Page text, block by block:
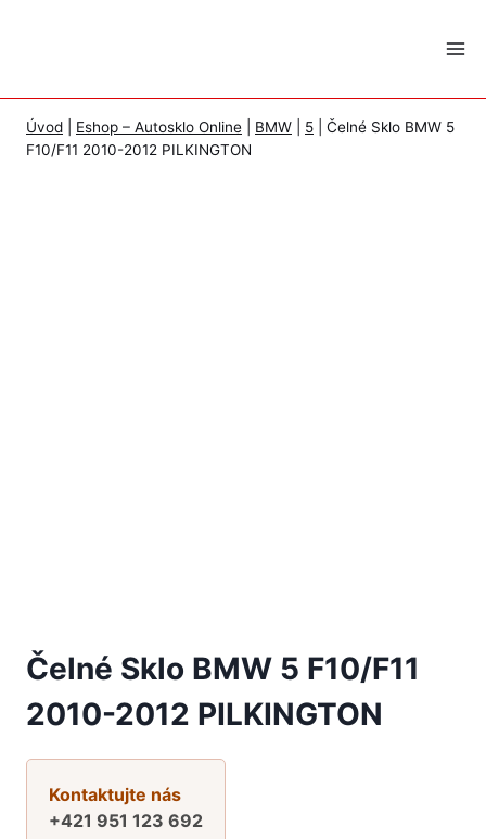
Úvod Eshop – Autosklo Online BMW 5
Čelné Sklo BMW 5
F10/F11 2010-2012 PILKINGTON
Čelné Sklo BMW 5 F10/F11
2010-2012 PILKINGTON
Kontaktujte nás
+421 951 123 692